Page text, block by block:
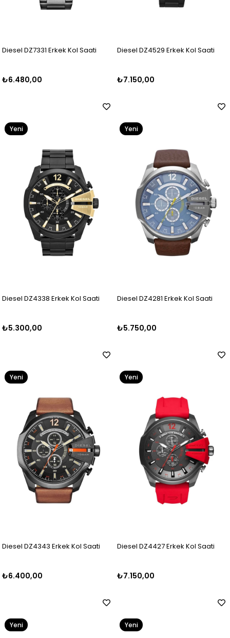
Diesel DZ7331 Erkek Kol Saati
₺6.480,00
Diesel DZ4529 Erkek Kol Saati
₺7.150,00
Diesel DZ4338 Erkek Kol Saati
₺5.300,00
Yeni
Diesel DZ4281 Erkek Kol Saati
₺5.750,00
Yeni
Diesel DZ4343 Erkek Kol Saati
₺6.400,00
Yeni
Diesel DZ4427 Erkek Kol Saati
₺7.150,00
Yeni
Yeni
Yeni